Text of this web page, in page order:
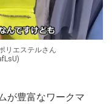
リエステルさん
が豊富なワークマ